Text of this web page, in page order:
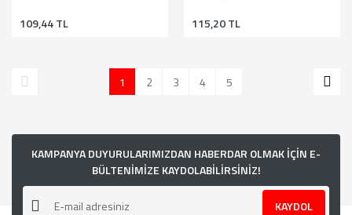
Y)
109,44 TL 115,20 TL
1 2 3 4 5
KAMPANYA DUYURULARIMIZDAN HABERDAR OLMAK İÇİN E-
BÜLTENİMİZE KAYDOLABİLİRSİNİZ!
KAYDOL